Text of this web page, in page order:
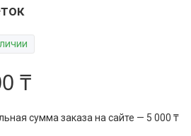
₸
сумма заказа на сайте — 5 000 ₸